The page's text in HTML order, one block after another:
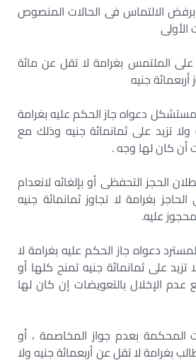
الالتماس فى الحالات المنصوص
الملتمس بغرامة لا تقل عن مائة
جنيه
دعواه جاز الحكم عليه بغرامة
تزيد على ثمانمائة جنيه وذلك مع
أن كان لها وجه .
الحجز التحفظى أو بإلغائه لانعدام
بغرامة لا تجاوز ثمانمائة جنيه
عليه.
دعواه جاز الحكم عليه بغرامة لا
على ثمانمائة جنيه تمنح كلها أو
الإخلال بالتعويضات إن كان لها
بعدم جواز المخاصمة ، أو
بغرامة لا تقل عن أربعمائة جنيه ولا